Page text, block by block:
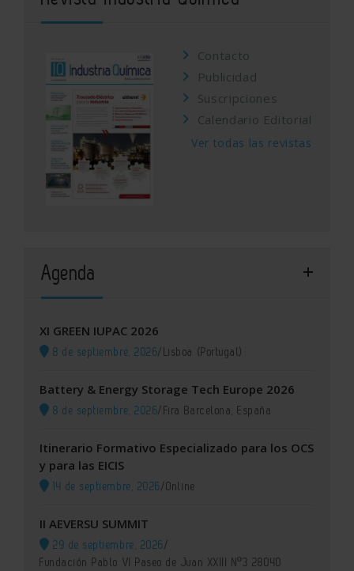
Contacto
Publicidad
Suscripciones
Calendario Editorial
Ver todas las revistas
Agenda
XI GREEN IUPAC 2026
8 de septiembre, 2026/Lisboa (Portugal)
Battery & Energy Storage Tech Europe 2026
8 de septiembre, 2026/Fira Barcelona, España
Itinerario Formativo Especializado para los OCS
y para las EICIS
14 de septiembre, 2026/Online
II AEVERSU SUMMIT
29 de septiembre, 2026/
Fundación Pablo VI Paseo de Juan XXIII Nº3 28040